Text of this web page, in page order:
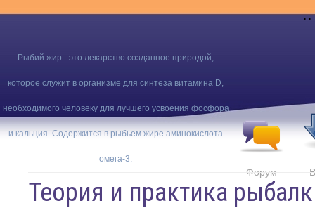
..
Рыбий жир - это лекарство созданное природой,
которое служит в организме для синтеза витамина D,
необходимого человеку для лучшего усвоения фосфора
и кальция. Содержится в рыбьем жире аминокислота
омега-3.
Форум
Теория и практика